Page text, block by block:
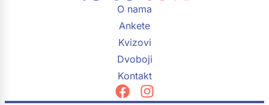
O nama
Ankete
Kvizovi
Dvoboji
Kontakt